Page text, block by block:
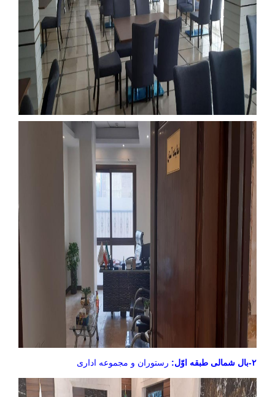
۲-بال شمالی طبقه اوّل: رستوران و مجموعه اداری